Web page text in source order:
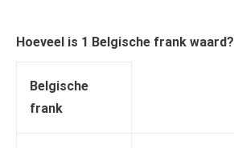
Hoeveel is 1 Belgische frank waard?
Belgische
frank